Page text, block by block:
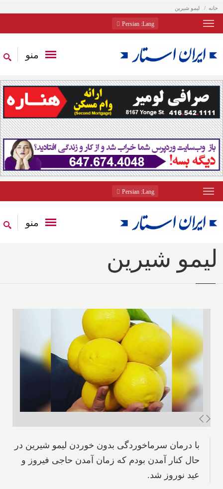
خانه ليمو شيرين
Lang
: Persian
منو
Lang
: Persian
منو
ليمو شيرين
با درمان سرماخوردگى بدون خوردن ليمو شيرين در
حال كنار آمدن بودم كه زمان آمدن حاجى فيروز و
عيد نوروز شد.